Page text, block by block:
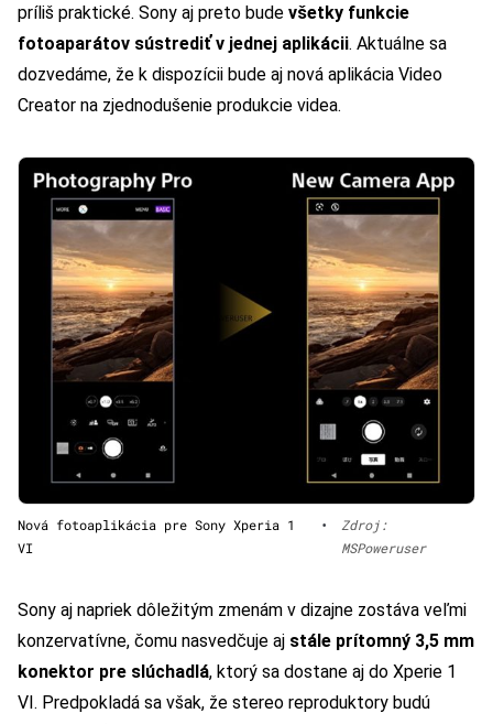
príliš praktické. Sony aj preto bude všetky funkcie
fotoaparátov sústrediť v jednej aplikácii. Aktuálne sa
dozvedáme, že k dispozícii bude aj nová aplikácia Video
Creator na zjednodušenie produkcie videa.
Nová fotoaplikácia pre Sony Xperia 1
VI
•
Zdroj:
MSPoweruser
Sony aj napriek dôležitým zmenám v dizajne zostáva veľmi
konzervatívne, čomu nasvedčuje aj stále prítomný 3,5 mm
konektor pre slúchadlá, ktorý sa dostane aj do Xperie 1
VI. Predpokladá sa však, že stereo reproduktory budú